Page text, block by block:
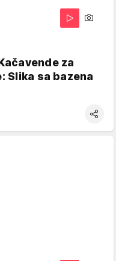
za
Slika sa bazena